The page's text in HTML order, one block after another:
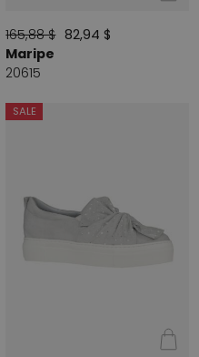
165,88 $ 82,94 $
Maripe
20615
SALE